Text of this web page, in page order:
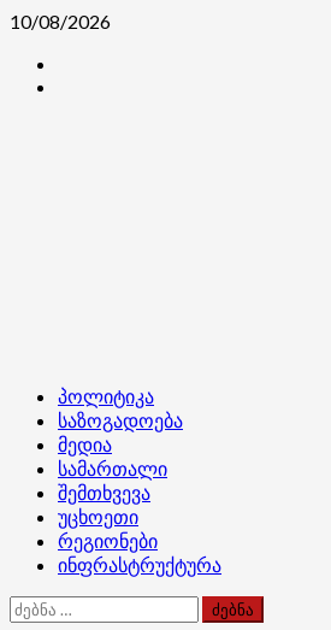
Skip
content
10/08/2026
Primary
Menu
პოლიტიკა
საზოგადოება
მედია
სამართალი
შემთხვევა
უცხოეთი
რეგიონები
ინფრასტრუქტურა
ძებნა: